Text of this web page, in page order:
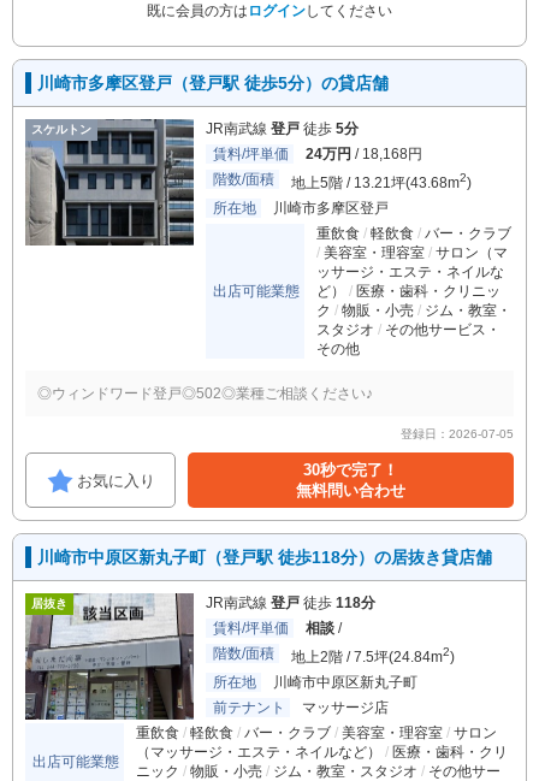
既に会員の方は ログインしてください
川崎市多摩区登戸（登戸駅 徒歩5分）の貸店舗
スケルトン JR南武線 登戸 徒歩 5分
賃料/坪単価
24万円 / 18,168円
階数/面積
地上5階 / 13.21坪(43.68m2)
所在地
川崎市多摩区登戸
出店可能業態
重飲食 軽飲食
バー・クラブ
美容室・理容室
サロン（マ
ッサージ・エステ・ネイルな
ど）
医療・歯科・クリニッ
ク
物販・小売
ジム・教室・
スタジオ
その他サービス・
その他
◎ウィンドワード登戸◎502◎業種ご相談ください♪
登録日：2026-07-05
お気に入り
30秒で完了！
無料問い合わせ
川崎市中原区新丸子町（登戸駅 徒歩118分）の居抜き貸店舗
居抜き JR南武線 登戸 徒歩 118分
賃料/坪単価
相談 /
階数/面積
地上2階 / 7.5坪(24.84m2)
所在地
川崎市中原区新丸子町
前テナント
マッサージ店
出店可能業態
重飲食 軽飲食 バー・クラブ 美容室・理容室
サロン
（マッサージ・エステ・ネイルなど）
医療・歯科・クリ
ニック
物販・小売 ジム・教室・スタジオ
その他サー